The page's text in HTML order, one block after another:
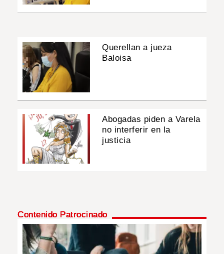
Querellan a jueza
Baloisa
Abogadas piden a Varela
no interferir en la
justicia
Contenido Patrocinado